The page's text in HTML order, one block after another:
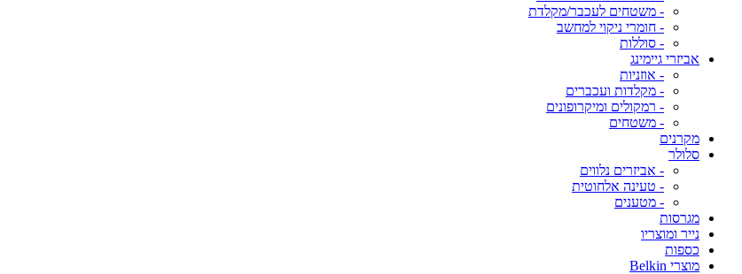
- משטחים לעכבר/מקלדת
- חומרי ניקוי למחשב
- סוללות
אביזרי גיימינג
- אוזניות
- מקלדות ועכברים
- רמקולים ומיקרופונים
- משטחים
מקרנים
סלולר
- אביזרים נלווים
- טעינה אלחוטית
- מטענים
מגרסות
נייר ומוצריו
כספות
מוצרי Belkin